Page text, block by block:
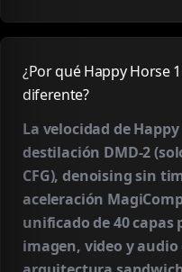
¿Por qué Happy Horse
diferente?
La velocidad de
destilación DMD-2
CFG), denoising sin
aceleración
unificado de 40 capas
imagen, video y